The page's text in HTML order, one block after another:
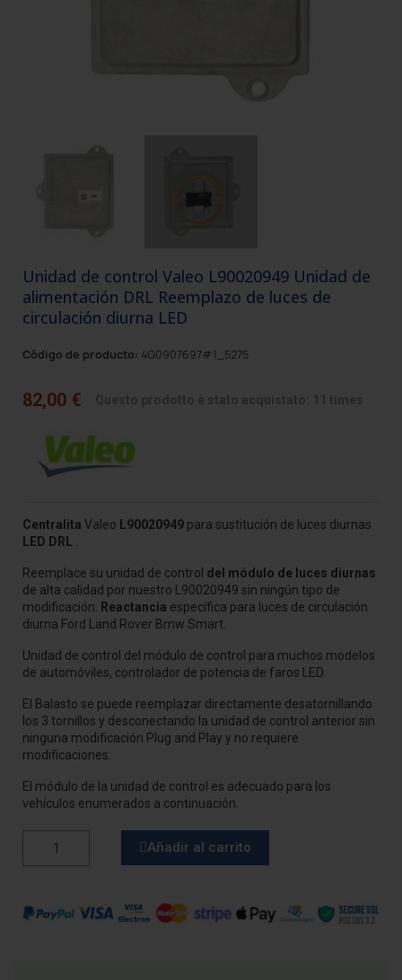
Unidad de control Valeo L90020949 Unidad de
alimentación DRL Reemplazo de luces de
circulación diurna LED
Código de producto: 4G0907697#1_5275
82,00 €
Centralita Valeo L90020949 para sustitución de luces diurnas
LED DRL .
Reemplace su unidad de control del módulo de luces diurnas
de alta calidad por nuestro L90020949 sin ningún tipo de
modificación. Reactancia específica para luces de circulación
diurna Ford Land Rover Bmw Smart.
Unidad de control del módulo de control para muchos modelos
de automóviles, controlador de potencia de faros LED.
El Balasto se puede reemplazar directamente desatornillando
los 3 tornillos y desconectando la unidad de control anterior sin
ninguna modificación Plug and Play y no requiere
modificaciones.
El módulo de la unidad de control es adecuado para los
vehículos enumerados a continuación.
Añadir al carrito